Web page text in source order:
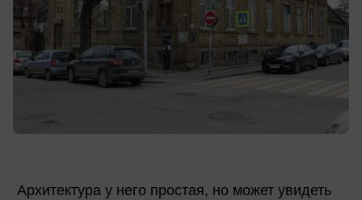
Архитектура у него простая, но может увидеть